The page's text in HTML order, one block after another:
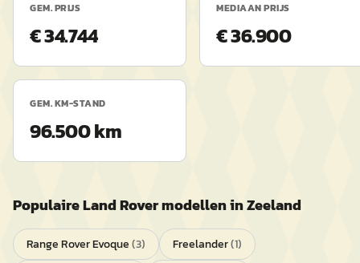
GEM. PRIJS
€ 34.744
MEDIAAN PRIJS
€ 36.900
GEM. KM-STAND
96.500 km
PopulaireLand Rovermodellen inZeeland
Range Rover Evoque(3) Freelander(1)